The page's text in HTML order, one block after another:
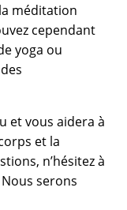
méditation
cependant
yoga ou
et vous aidera à
et la
n’hésitez à
serons